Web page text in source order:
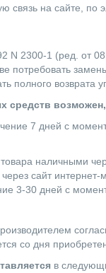
связь на сайте,
N 2300-1 (ред. от
потребовать
полного
средств
7 дней с
наличными
сайт
3-30 дней с
со дня
в